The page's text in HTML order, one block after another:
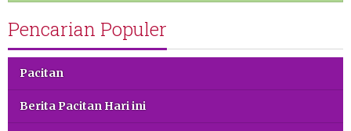
Pencarian Populer
Pacitan
Berita Pacitan Hari ini